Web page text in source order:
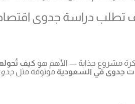
دراسة جدوى
مشروع جذابة — الأهم هو كيف
جدوى في السعودية موثوقة مثل